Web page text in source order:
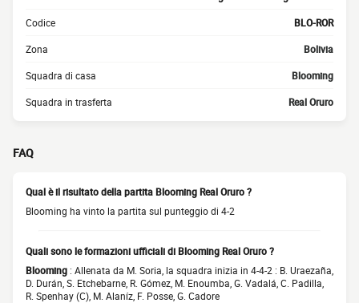
Codice BLO-ROR
Zona Bolivia
Squadra di casa Blooming
Squadra in trasferta Real Oruro
FAQ
Qual è il risultato della partita Blooming Real Oruro ?
Blooming ha vinto la partita sul punteggio di 4-2
Quali sono le formazioni ufficiali di Blooming Real Oruro ?
Blooming : Allenata da M. Soria, la squadra inizia in 4-4-2 : B. Uraezaña,
D. Durán, S. Etchebarne, R. Gómez, M. Enoumba, G. Vadalá, C. Padilla,
R. Spenhay (C), M. Alaníz, F. Posse, G. Cadore